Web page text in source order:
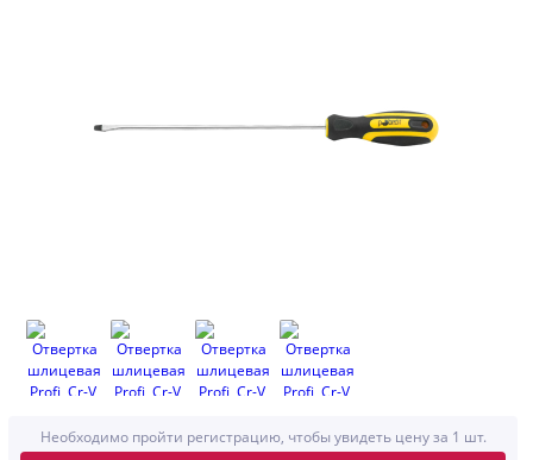
Необходимо пройти регистрацию, чтобы увидеть цену за 1 шт.